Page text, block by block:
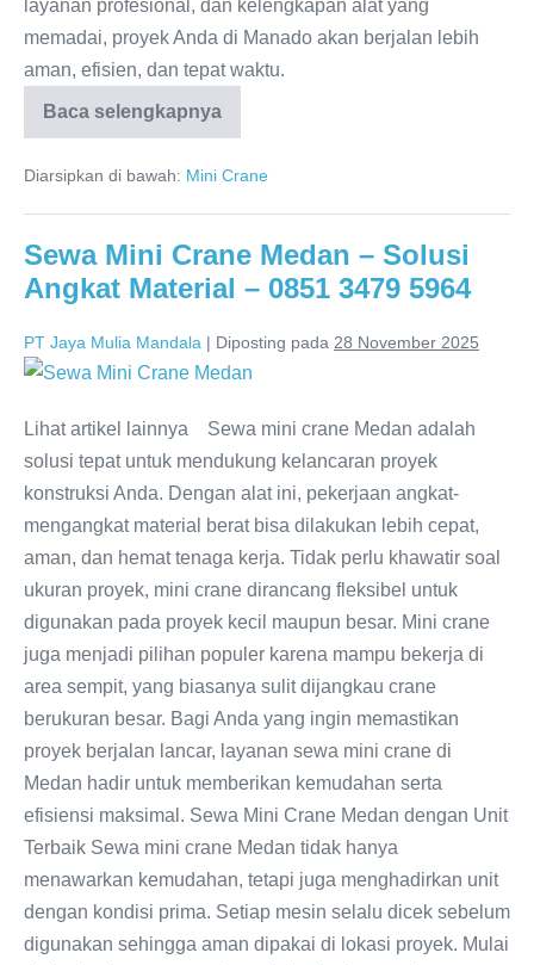
layanan profesional, dan kelengkapan alat yang
memadai, proyek Anda di Manado akan berjalan lebih
aman, efisien, dan tepat waktu.
Baca selengkapnya
Diarsipkan di bawah: Mini Crane
Sewa Mini Crane Medan – Solusi
Angkat Material – 0851 3479 5964
PT Jaya Mulia Mandala | Diposting pada 28 November 2025
Lihat artikel lainnya Sewa mini crane Medan adalah
solusi tepat untuk mendukung kelancaran proyek
konstruksi Anda. Dengan alat ini, pekerjaan angkat-
mengangkat material berat bisa dilakukan lebih cepat,
aman, dan hemat tenaga kerja. Tidak perlu khawatir soal
ukuran proyek, mini crane dirancang fleksibel untuk
digunakan pada proyek kecil maupun besar. Mini crane
juga menjadi pilihan populer karena mampu bekerja di
area sempit, yang biasanya sulit dijangkau crane
berukuran besar. Bagi Anda yang ingin memastikan
proyek berjalan lancar, layanan sewa mini crane di
Medan hadir untuk memberikan kemudahan serta
efisiensi maksimal. Sewa Mini Crane Medan dengan Unit
Terbaik Sewa mini crane Medan tidak hanya
menawarkan kemudahan, tetapi juga menghadirkan unit
dengan kondisi prima. Setiap mesin selalu dicek sebelum
digunakan sehingga aman dipakai di lokasi proyek. Mulai